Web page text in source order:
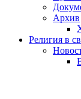
Архив
Религия в